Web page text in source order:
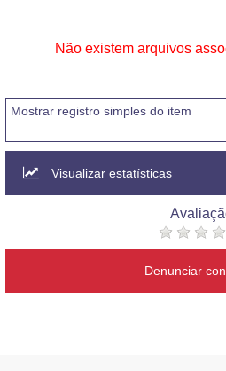
Não existem arquivos
Mostrar registro simples do item
Visualizar estatísticas
Denunciar